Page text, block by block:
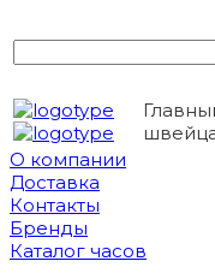
О компании
Доставка
Контакты
Бренды
Каталог часов